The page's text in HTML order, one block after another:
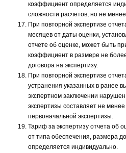
коэффициент определяется
сложности расчетов, но не
При повторной экспертизе
месяцев от даты оценки,
отчете об оценке, может быть
коэффициент в размере не
договора на экспертизу.
При повторной экспертизе
устранения указанных в ранее
экспертном заключении
экспертизы составляет не
первоначальной экспертизы.
Тариф за экспертизу отчета об
от типа обеспечения, размера
определяется индивидуально.